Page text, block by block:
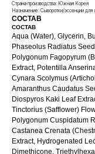
Страна производства: Южная Корея
Назначение: Сыворотки/эссенции для
СОСТАВ
СОСТАВ
Aqua (Water), Glycerin,
Phaseolus Radiatus
Polygonum Fagopyrum
Extract, Potentilla
Cynara Scolymus
Amaranthus Caudatus
Diospyros Kaki Leaf
Tinctorius (Safflower)
Polygonum Cuspidatum
Castanea Crenata
Extract, Hydrogenated
Dimethicone,
ТЕЛЕФОН
mybeautybar@list.ru
+7 961 246-28-88
Подписывайтесь
на нашу рассылку
ПОДПИСАТЬСЯ